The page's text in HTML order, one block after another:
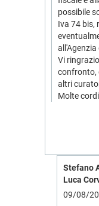
possibile
Iva 74 bis,
all'Agenzia
Vi
confronto,
altri
Molte
Stefano
Luca
09/08/